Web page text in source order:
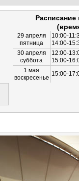
29 апреля
пятница
10:00-
14:00-
30 апреля
суббота
12:00-
15:00-
1 мая
воскресенье
15:00-